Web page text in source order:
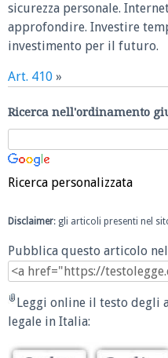
sicurezza personale.
approfondire. Investire
investimento per il futuro.
Art. 410 »
Ricerca nell'ordinamento
Ricerca personalizzata
Disclaimer: gli articoli presenti nel
Pubblica questo articolo
Leggi online il testo degli
legale in Italia: